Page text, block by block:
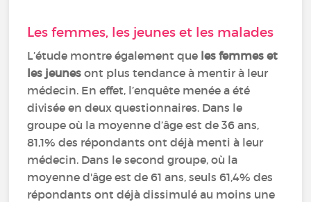
Les femmes, les jeunes et les malades
L’étude montre également que les femmes et
les jeunes ont plus tendance à mentir à leur
médecin. En effet, l’enquête menée a été
divisée en deux questionnaires. Dans le
groupe où la moyenne d’âge est de 36 ans,
81,1% des répondants ont déjà menti à leur
médecin. Dans le second groupe, où la
moyenne d'âge est de 61 ans, seuls 61,4% des
répondants ont déjà dissimulé au moins une